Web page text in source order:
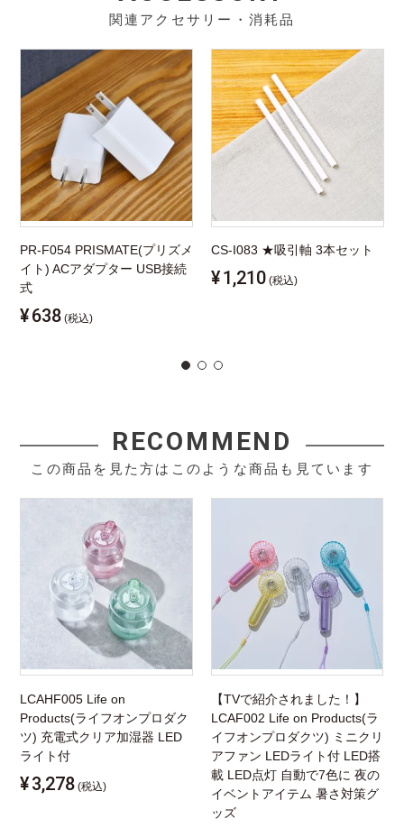
関連アクセサリー・消耗品
PR-F054 PRISMATE(プリズメ
イト) ACアダプター USB接続
式
¥638 (税込)
CS-I083 ★吸引軸 3本セット
¥1,210 (税込)
RECOMMEND
この商品を見た方はこのような商品も見ています
LCAHF005 Life on
Products(ライフオンプロダク
ツ) 充電式クリア加湿器 LED
ライト付
¥3,278 (税込)
【TVで紹介されました！】
LCAF002 Life on Products(ラ
イフオンプロダクツ) ミニクリ
アファン LEDライト付 LED搭
載 LED点灯 自動で7色に 夜の
イベントアイテム 暑さ対策グ
ッズ